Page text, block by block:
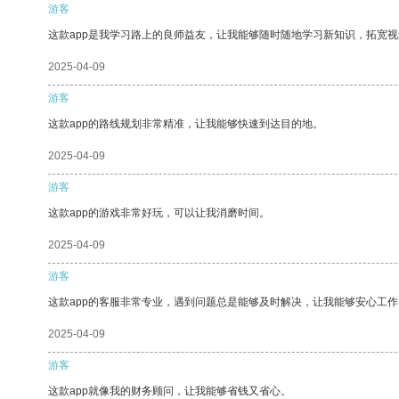
游客
这款app是我学习路上的良师益友，让我能够随时随地学习新知识，拓宽
2025-04-09
游客
这款app的路线规划非常精准，让我能够快速到达目的地。
2025-04-09
游客
这款app的游戏非常好玩，可以让我消磨时间。
2025-04-09
游客
这款app的客服非常专业，遇到问题总是能够及时解决，让我能够安心工
2025-04-09
游客
这款app就像我的财务顾问，让我能够省钱又省心。